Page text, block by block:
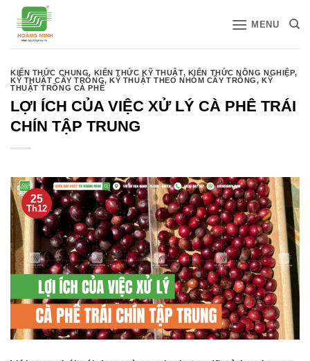
qua
MENU
KIẾN THỨC CHUNG, KIẾN THỨC KỸ THUẬT, KIẾN THỨC NÔNG NGHIỆP,
KỸ THUẬT CÂY TRỒNG,KỸ THUẬT THEO NHÓM CÂY TRỒNG,KỸ
THUẬT TRỒNG CÀ PHÊ
LỢI ÍCH CỦA VIỆC XỬ LÝ CÀ PHÊ TRÁI
CHÍN TẬP TRUNG
25
Th12